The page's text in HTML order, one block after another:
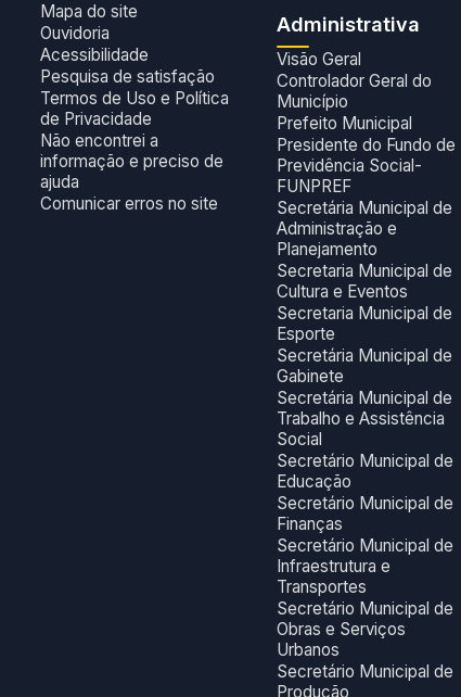
Mapa do site
Ouvidoria
Acessibilidade
Pesquisa de satisfação
Termos de Uso e Política
de Privacidade
Não encontrei a
informação e preciso de
ajuda
Comunicar erros no site
Administrativa
Visão Geral
Controlador Geral do
Município
Prefeito Municipal
Presidente do Fundo de
Previdência Social-
FUNPREF
Secretária Municipal de
Administração e
Planejamento
Secretaria Municipal de
Cultura e Eventos
Secretaria Municipal de
Esporte
Secretária Municipal de
Gabinete
Secretária Municipal de
Trabalho e Assistência
Social
Secretário Municipal de
Educação
Secretário Municipal de
Finanças
Secretário Municipal de
Infraestrutura e
Transportes
Secretário Municipal de
Obras e Serviços
Urbanos
Secretário Municipal de
Produção,